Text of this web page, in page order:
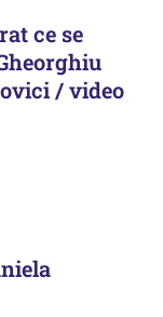
ce se
/ video